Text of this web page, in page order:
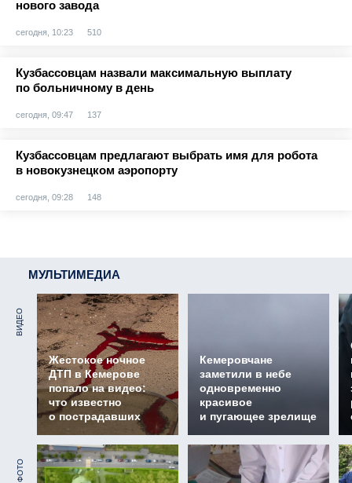
нового завода
сегодня, 10:23 510
Кузбассовцам назвали максимальную выплату
по больничному в день
сегодня, 09:47 137
Кузбассовцам предлагают выбрать имя для робота
в новокузнецком аэропорту
сегодня, 09:28 148
МУЛЬТИМЕДИА
ВИДЕО
Жестокое ночное
ДТП в Кемерове
попало на видео:
что известно
о пострадавших
Кемеровчане
заметили в небе
одновременно
красивое
и пугающее зрелище
ФОТО